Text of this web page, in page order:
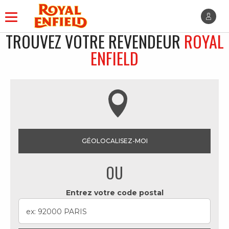
TROUVEZ VOTRE REVENDEUR ROYAL
ENFIELD
GÉOLOCALISEZ-MOI
OU
Entrez votre code postal